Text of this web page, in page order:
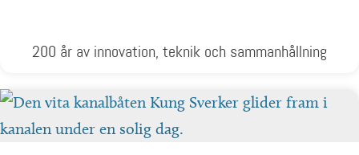
200 år av innovation, teknik och sammanhållning